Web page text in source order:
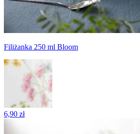
Filiżanka 250 ml Bloom
6,90 zł